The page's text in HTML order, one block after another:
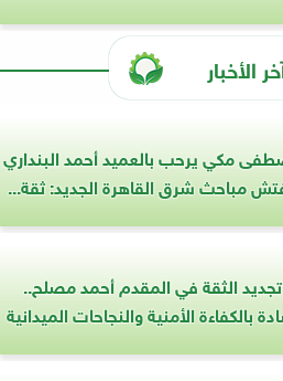
الأخبار
مكي يرحب بالعميد أحمد البنداري
مباحث شرق القاهرة الجديد: ثقة...
تجديد الثقة في المقدم أحمد مصلح..
بالكفاءة الأمنية والنجاحات الميدانية